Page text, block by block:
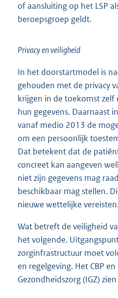
of aansluiting op het LSP
beroepsgroep geldt.
Privacy en veiligheid
In het doorstartmodel is
gehouden met de privacy
krijgen in de toekomst zelf
hun gegevens. Daarnaast
vanaf medio 2013 de
om een persoonlijk
Dat betekent dat de
concreet kan aangeven
niet zijn gegevens mag
beschikbaar mag stellen.
nieuwe wettelijke
Wat betreft de veiligheid
het volgende.
zorginfrastructuur moet
en regelgeving. Het CBP
Gezondheidszorg (IGZ)